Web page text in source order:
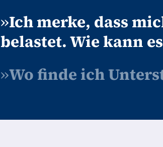
»Ich merke, dass
belastet. Wie kann
»Wo finde ich